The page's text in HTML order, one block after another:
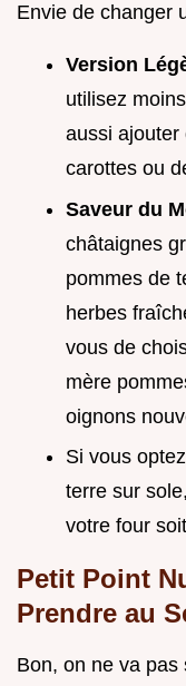
Envie de changer
Version
utilisez
aussi ajouter
carottes ou
Saveur du
châtaignes
pommes de
herbes
vous de
mère
oignons
Si vous
terre sur
votre four
Petit Point
Prendre au
Bon, on ne va pas